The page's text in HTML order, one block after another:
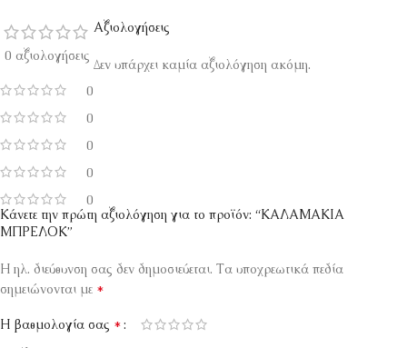
0 αξιολογήσεις
0
0
0
0
0
Αξιολογήσεις
Δεν υπάρχει καμία αξιολόγηση ακόμη.
Κάνετε την πρώτη αξιολόγηση για το προϊόν: “ΚΑΛΑΜΑΚΙΑ
ΜΠΡΕΛΟΚ”
Η ηλ. διεύθυνση σας δεν δημοσιεύεται. Τα υποχρεωτικά πεδία
σημειώνονται με *
Η βαθμολογία σας *